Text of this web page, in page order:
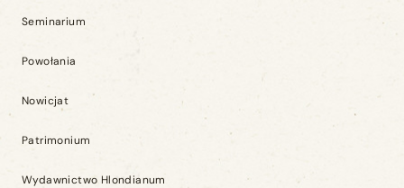
Seminarium
Powołania
Nowicjat
Patrimonium
Wydawnictwo Hlondianum